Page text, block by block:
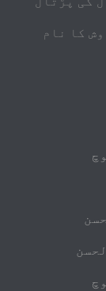
کا نام